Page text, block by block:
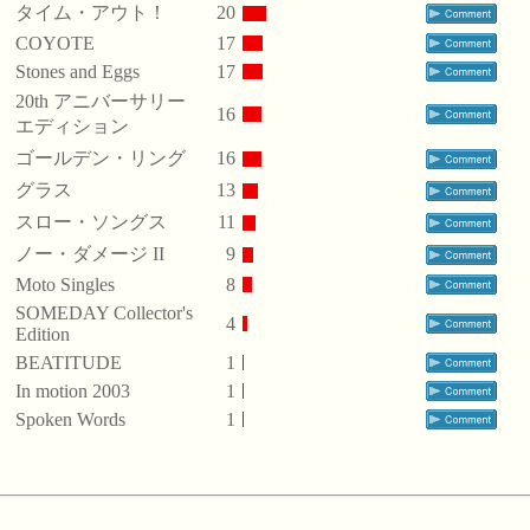
タイム・アウト！
20
COYOTE
17
Stones and Eggs
17
20th アニバーサリー
エディション
16
ゴールデン・リング
16
グラス
13
スロー・ソングス
11
ノー・ダメージ II
9
Moto Singles
8
SOMEDAY Collector's
Edition
4
BEATITUDE
1
In motion 2003
1
Spoken Words
1